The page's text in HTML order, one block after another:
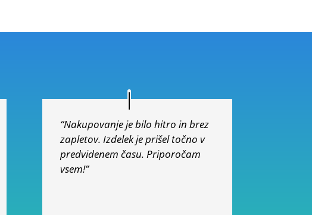
“Nakupovanje je bilo hitro in brez
zapletov. Izdelek je prišel točno v
predvidenem času. Priporočam
vsem!”